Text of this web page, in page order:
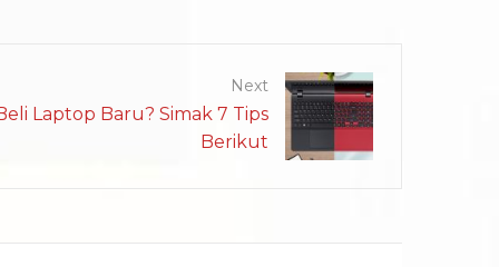
Next
Laptop Baru? Simak 7 Tips
Berikut